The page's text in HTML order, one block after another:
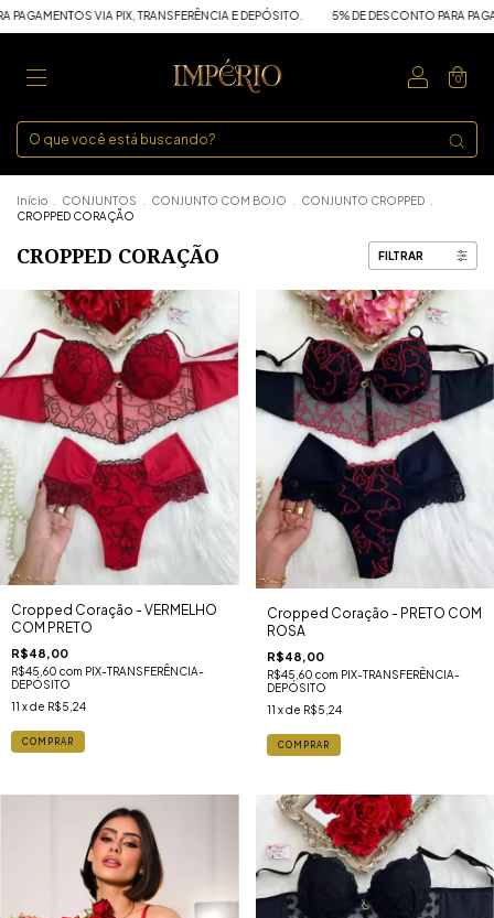
VIA PIX, TRANSFERÊNCIA E DEPÓSITO. 5% DE DESCONTO PARA
0
Início CONJUNTOS CONJUNTO COM BOJO CONJUNTO CROPPED
CROPPED CORAÇÃO
CROPPED CORAÇÃO FILTRAR
Cropped Coração - VERMELHO
COM PRETO
R$48,00
R$45,60 com PIX-TRANSFERÊNCIA-
DEPÓSITO
11 x de R$5,24
COMPRAR
Cropped Coração - PRETO COM
ROSA
R$48,00
R$45,60 com PIX-TRANSFERÊNCIA-
DEPÓSITO
11 x de R$5,24
COMPRAR